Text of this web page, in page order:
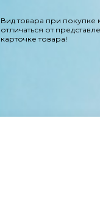
Вид товара при покупке
отличаться от
карточке товара!